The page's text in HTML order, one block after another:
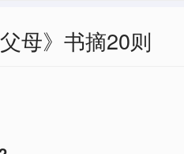
母》书摘20则